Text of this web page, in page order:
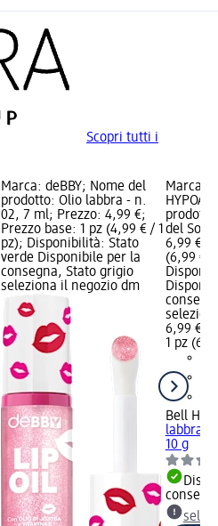
Scopri tutti i
Marca: deBBY; Nome del
prodotto: Olio labbra - n.
02, 7 ml; Prezzo: 4,99 €;
Prezzo base: 1 pz (4,99 € / 1
pz); Disponibilità: Stato
verde Disponibile per la
consegna, Stato grigio
seleziona il negozio dm
Marca:
del Sol -
6,99 €;
(6,99 € /
6,99 €
1 pz
Bell
labbra
10 g